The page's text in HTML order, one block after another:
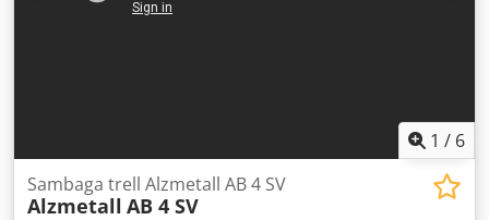
1 / 6
Sambaga trell Alzmetall AB 4 SV
Alzmetall AB 4 SV